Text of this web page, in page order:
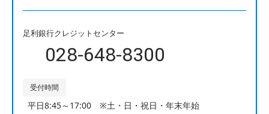
足利銀行クレジットセンター
028-648-8300
受付時間
平日8:45～17:00 ※土・日・祝日・年末年始